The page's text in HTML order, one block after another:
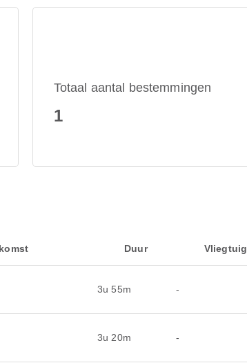
Totaal aantal bestemmingen
1
Duur Vliegtuig
3u 55m -
3u 20m -